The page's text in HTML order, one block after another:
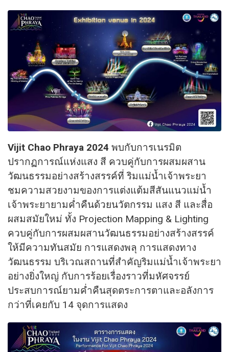
Vijit Chao Phraya 2024 พบกับการเนรมิต
ปรากฏการณ์แห่งแสง สี ควบคู่กับการผสมผสาน
วัฒนธรรมอย่างสร้างสรรค์ที่ ริมแม่น้ำเจ้าพระยา
ชมความสวยงามของการแต่งแต้มสีสันแนวแม่น้ำ
เจ้าพระยายามค่ำคืนด้วยนวัตกรรม แสง สี และสื่อ
ผสมสมัยใหม่ ทั้ง Projection Mapping & Lighting
ควบคู่กับการผสมผสานวัฒนธรรมอย่างสร้างสรรค์
ให้มีความทันสมัย การแสดงพลุ การแสดงทาง
วัฒนธรรม บริเวณสถานที่สำคัญริมแม่น้ำเจ้าพระยา
อย่างยิ่งใหญ่ กับการร้อยเรื่องราวที่มหัศจรรย์
ประสบการณ์ยามค่ำคืนสุดตระการตาและอลังการ
กว่าที่เคยกับ 14 จุดการแสดง